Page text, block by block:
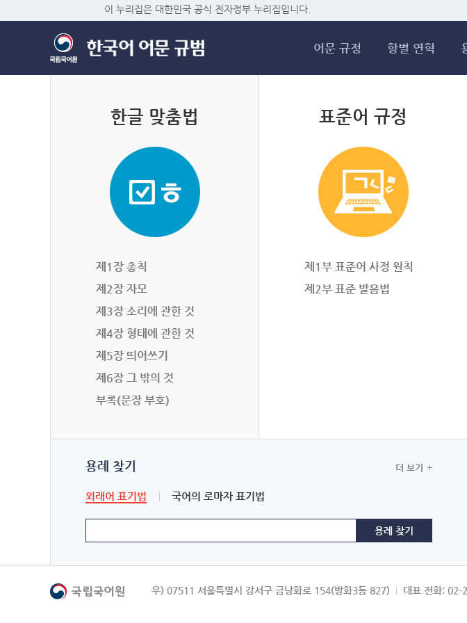
이 누리집은 대한민국 공식 전자정부 누리집입니다.
어문 규정 항별 연혁
한글 맞춤법
제1장 총칙
제2장 자모
제3장 소리에 관한 것
제4장 형태에 관한 것
제5장 띄어쓰기
제6장 그 밖의 것
부록(문장 부호)
표준어 규정
제1부 표준어 사정 원칙
제2부 표준 발음법
용례 찾기
외래어 표기법 국어의 로마자 표기법
더 보기
우) 07511 서울특별시 강서구 금낭화로 154(방화3동 827) 대표 전화: